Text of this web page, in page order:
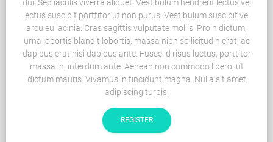
dui. Sed iaculis viverra aliquet. Vestibulum hendrerit lectus vel
lectus suscipit porttitor ut non purus. Vestibulum suscipit vel
arcu eu lacinia. Cras sagittis vulputate mollis. Proin dictum,
urna lobortis blandit lobortis, massa nibh sollicitudin erat, ac
dapibus erat nisi dapibus ante. Fusce id risus luctus, porttitor
massa in, interdum ante. Aenean non commodo libero, ut
dictum mauris. Vivamus in tincidunt magna. Nulla sit amet
adipiscing turpis.
REGISTER